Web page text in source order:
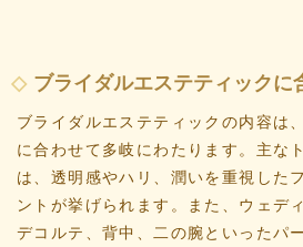
ブライダルエステティックに
ブライダルエステティックの内容は
に合わせて多岐にわたります。主な
は、透明感やハリ、潤いを重視した
ントが挙げられます。また、ウェデ
デコルテ、背中、二の腕といったパ